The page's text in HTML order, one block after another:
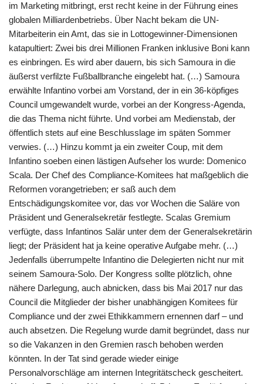
im Marketing mitbringt, erst recht keine in der Führung eines
globalen Milliardenbetriebs. Über Nacht bekam die UN-
Mitarbeiterin ein Amt, das sie in Lottogewinner-Dimensionen
katapultiert: Zwei bis drei Millionen Franken inklusive Boni kann
es einbringen. Es wird aber dauern, bis sich Samoura in die
äußerst verfilzte Fußballbranche eingelebt hat. (…) Samoura
erwählte Infantino vorbei am Vorstand, der in ein 36-köpfiges
Council umgewandelt wurde, vorbei an der Kongress-Agenda,
die das Thema nicht führte. Und vorbei am Medienstab, der
öffentlich stets auf eine Beschlusslage im späten Sommer
verwies. (…) Hinzu kommt ja ein zweiter Coup, mit dem
Infantino soeben einen lästigen Aufseher los wurde: Domenico
Scala. Der Chef des Compliance-Komitees hat maßgeblich die
Reformen vorangetrieben; er saß auch dem
Entschädigungskomitee vor, das vor Wochen die Saläre von
Präsident und Generalsekretär festlegte. Scalas Gremium
verfügte, dass Infantinos Salär unter dem der Generalsekretärin
liegt; der Präsident hat ja keine operative Aufgabe mehr. (…)
Jedenfalls überrumpelte Infantino die Delegierten nicht nur mit
seinem Samoura-Solo. Der Kongress sollte plötzlich, ohne
nähere Darlegung, auch abnicken, dass bis Mai 2017 nur das
Council die Mitglieder der bisher unabhängigen Komitees für
Compliance und der zwei Ethikkammern ernennen darf – und
auch absetzen. Die Regelung wurde damit begründet, dass nur
so die Vakanzen in den Gremien rasch behoben werden
könnten. In der Tat sind gerade wieder einige
Personalvorschläge am internen Integritätscheck gescheitert.